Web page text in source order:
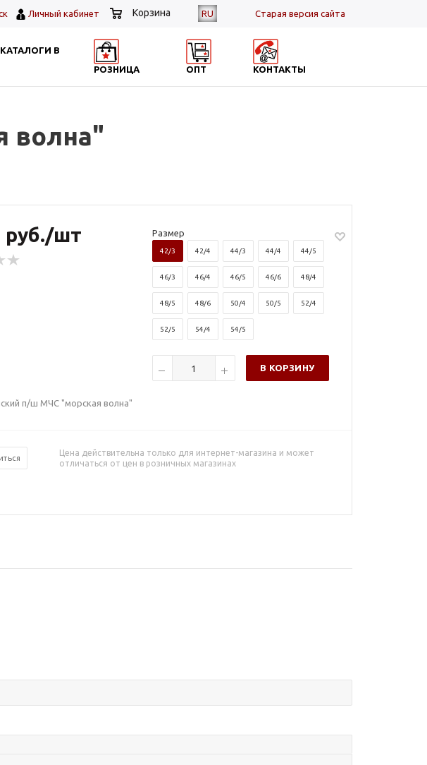
RU Cтарая версия сайта
Личный кабинет Корзина
В
РОЗНИЦА ОПТ КОНТАКТЫ
волна"
руб./шт Размер
42/3 42/4 44/3 44/4 44/5
46/3 46/4 46/5 46/6 48/4
48/5 48/6 50/4 50/5 52/4
52/5 54/4 54/5
В КОРЗИНУ
п/ш МЧС "морская волна"
Цена действительна только для интернет-магазина и может
отличаться от цен в розничных магазинах